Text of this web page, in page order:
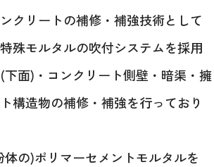
クリートの補修・補強技術として
殊モルタルの吹付システムを採用
下面)・コンクリート側壁・暗渠・擁
構造物の補修・補強を行っており
の)ポリマーセメントモルタルを